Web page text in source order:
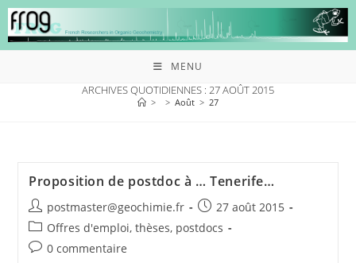
MENU
ARCHIVES QUOTIDIENNES : 27 AOÛT 2015
> > Août > 27
Proposition de postdoc à … Tenerife…
postmaster@geochimie.fr
27 août 2015
Offres d'emploi, thèses, postdocs
0 commentaire